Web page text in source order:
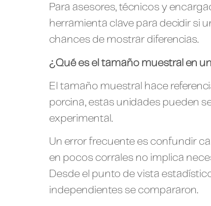
Para asesores, técnicos y
herramienta clave para decidir si
chances de mostrar diferencias.
¿Qué es el tamaño muestral en
El tamaño muestral hace
porcina, estas unidades pueden
experimental.
Un error frecuente es confundir
en pocos corrales no implica
Desde el punto de vista
independientes se compararon.